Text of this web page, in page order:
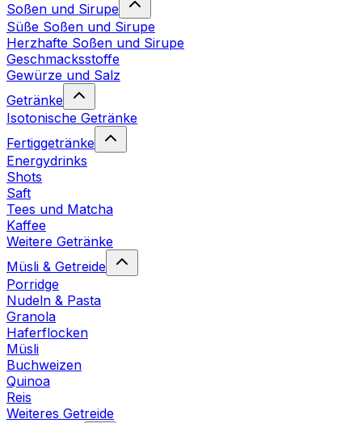
Soßen und Sirupe
Süße Soßen und Sirupe
Herzhafte Soßen und Sirupe
Geschmacksstoffe
Gewürze und Salz
Getränke
Isotonische Getränke
Fertiggetränke
Energydrinks
Shots
Saft
Tees und Matcha
Kaffee
Weitere Getränke
Müsli & Getreide
Porridge
Nudeln & Pasta
Granola
Haferflocken
Müsli
Buchweizen
Quinoa
Reis
Weiteres Getreide